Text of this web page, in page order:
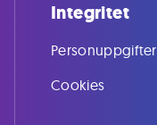
Integritet
Personuppgifter
Cookies